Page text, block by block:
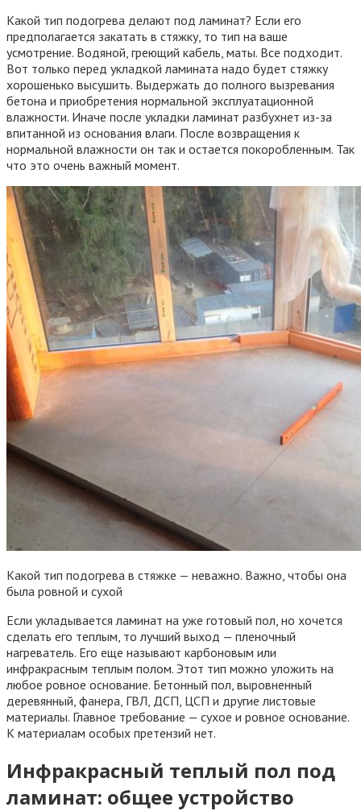
Какой тип подогрева делают под ламинат? Если его
предполагается закатать в стяжку, то тип на ваше
усмотрение. Водяной, греющий кабель, маты. Все подходит.
Вот только перед укладкой ламината надо будет стяжку
хорошенько высушить. Выдержать до полного вызревания
бетона и приобретения нормальной эксплуатационной
влажности. Иначе после укладки ламинат разбухнет из-за
впитанной из основания влаги. После возвращения к
нормальной влажности он так и остается покоробленным. Так
что это очень важный момент.
Какой тип подогрева в стяжке — неважно. Важно, чтобы она
была ровной и сухой
Если укладывается ламинат на уже готовый пол, но хочется
сделать его теплым, то лучший выход — пленочный
нагреватель. Его еще называют карбоновым или
инфракрасным теплым полом. Этот тип можно уложить на
любое ровное основание. Бетонный пол, выровненный
деревянный, фанера, ГВЛ, ДСП, ЦСП и другие листовые
материалы. Главное требование — сухое и ровное основание.
К материалам особых претензий нет.
Инфракрасный теплый пол под
ламинат: общее устройство